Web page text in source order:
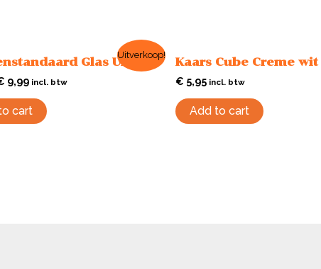
Uitverkoop!
Glas Uno
9,99 incl. btw
cart
Kaars Cube Creme wit
€ 5,95 incl. btw
Add to cart